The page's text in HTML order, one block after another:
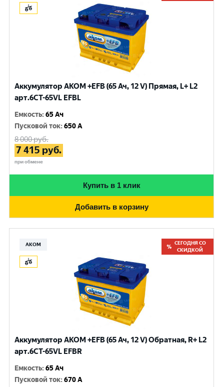
Аккумулятор AKOM +EFB (65 Ач, 12 V) Прямая, L+ L2
арт.6СТ-65VL EFBL
Емкость:65 Ач
Пусковой ток:650 A
8 000руб.
7 415 руб.
при обмене
Купить в 1 клик
Добавить в корзину
АКОМ
СЕГОДНЯ СО
СКИДКОЙ
Аккумулятор AKOM +EFB (65 Ач, 12 V) Обратная, R+ L2
арт.6CT-65VL EFBR
Емкость:65 Ач
Пусковой ток:670 A